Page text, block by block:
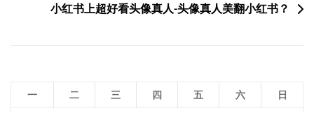
小红书上超好看头像真人-头像真人美翻小红书？
一 二 三 四 五 六
日